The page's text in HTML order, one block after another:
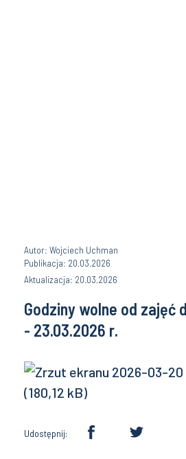
Autor: Wojciech Uchman
Publikacja: 20.03.2026
Aktualizacja: 20.03.2026
Godziny wolne od zajęć
- 23.03.2026 r.
Udostępnij: